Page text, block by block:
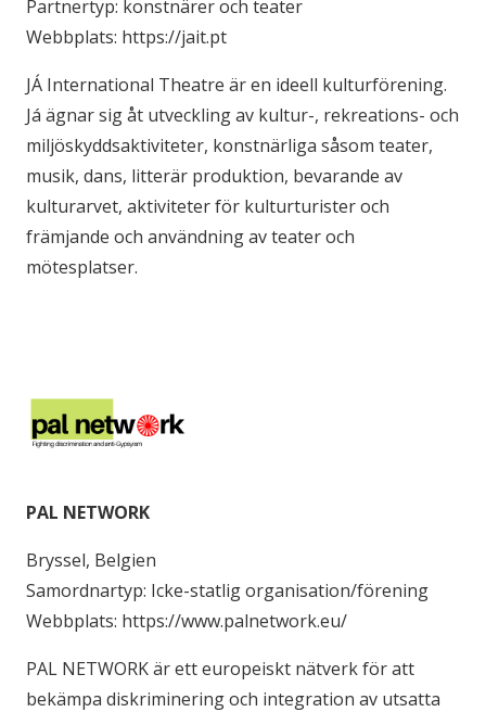
Partnertyp: konstnärer och teater
Webbplats: https://jait.pt
JÁ International Theatre är en ideell kulturförening.
Já ägnar sig åt utveckling av kultur-, rekreations- och
miljöskyddsaktiviteter, konstnärliga såsom teater,
musik, dans, litterär produktion, bevarande av
kulturarvet, aktiviteter för kulturturister och
främjande och användning av teater och
mötesplatser.
PAL NETWORK
Bryssel, Belgien
Samordnartyp: Icke-statlig organisation/förening
Webbplats: https://www.palnetwork.eu/
PAL NETWORK är ett europeiskt nätverk för att
bekämpa diskriminering och integration av utsatta